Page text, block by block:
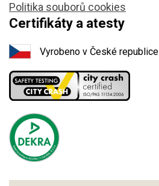
Politika souborů cookies
Certifikáty a atesty
Vyrobeno v České republice